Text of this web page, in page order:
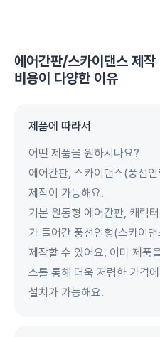
에어간판/스카이댄스 제작
비용이 다양한 이유
제품에 따라서
어떤 제품을 원하시나요?
에어간판, 스카이댄스(풍선
제작이 가능해요.
기본 원통형 에어간판, 캐릭
가 들어간 풍선인형(스카이
제작할 수 있어요. 이미 제품
스를 통해 더욱 저렴한 가격
설치가 가능해요.